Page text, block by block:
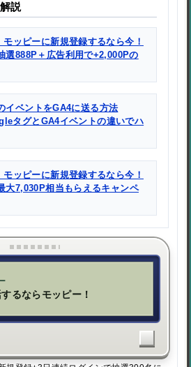
説
モッピーに新規登録するなら今！
選888P＋広告利用で+2,000Pの
イベントをGA4に送る方法
タグとGA4イベントの違いでハ
モッピーに新規登録するなら今！
大7,030P相当もらえるキャンペ
るならモッピー！